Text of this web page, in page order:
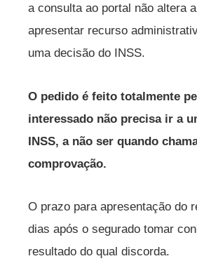
a consulta ao portal não altera
apresentar recurso
uma decisão do INSS.
O pedido é feito totalmente
interessado não precisa ir a
INSS, a não ser quando
comprovação.
O prazo para apresentação do
dias após o segurado tomar
resultado do qual discorda.